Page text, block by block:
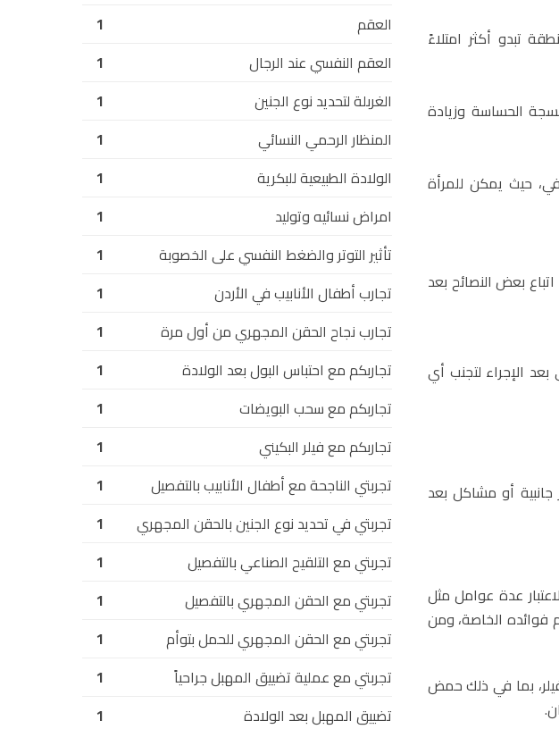
تبدو أكثر امتلاءً
الحساسة وزيادة
حيث يمكن للمرأة
بعض النصائح بعد
الإجراء لتجنب أي
جانبية أو مشاكل بعد
عدة عوامل مثل
فوائده الخاصة، ومن
بما في ذلك حمض
العقم
1
العقم النفسي عند الرجال
1
الغربلة لتحديد نوع الجنين
1
المنظار الرحمي النسائي
1
الولادة الطبيعية للبكرية
1
امراض نسائيه وتوليد
1
تأثير التوتر والضغط النفسي على الخصوبة
1
تجارب أطفال الأنابيب في الأردن
1
تجارب نجاح الحقن المجهري من أول مرة
1
تجاربكم مع احتباس البول بعد الولادة
1
تجاربكم مع سحب البويضات
1
تجاربكم مع فيلر البكيني
1
تجربتي الناجحة مع أطفال الأنابيب بالتفصيل
1
تجربتي في تحديد نوع الجنين بالحقن المجهري
1
تجربتي مع التلقيح الصناعي بالتفصيل
1
تجربتي مع الحقن المجهري بالتفصيل
1
تجربتي مع الحقن المجهري للحمل بتوأم
1
تجربتي مع عملية تضييق المهبل جراحياً
1
تضييق المهبل بعد الولادة
1